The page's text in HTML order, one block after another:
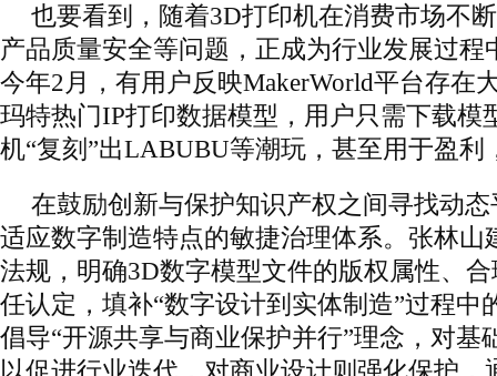
也要看到，随着3D打印机在消费市场不
产品质量安全等问题，正成为行业发展过程
今年2月，有用户反映MakerWorld平台存在
玛特热门IP打印数据模型，用户只需下载模
机“复刻”出LABUBU等潮玩，甚至用于盈利
在鼓励创新与保护知识产权之间寻找动
适应数字制造特点的敏捷治理体系。张林山
法规，明确3D数字模型文件的版权属性、
任认定，填补“数字设计到实体制造”过程中
倡导“开源共享与商业保护并行”理念，对基